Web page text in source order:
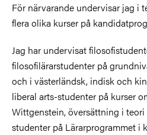
För närvarande undervisar jag i
flera olika kurser på
Jag har undervisat
filosofilärarstudenter på
och i västerländsk, indisk och
liberal arts-studenter på kurser
Wittgenstein, översättning i
studenter på Lärarprogrammet i